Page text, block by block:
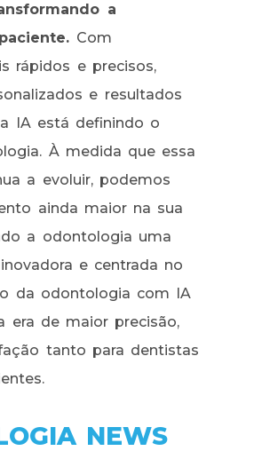
a
Com
rápidos e precisos,
e resultados
IA está definindo o
À medida que essa
a evoluir, podemos
ainda maior na sua
a odontologia uma
e centrada no
da odontologia com IA
era de maior precisão,
tanto para dentistas
NEWS